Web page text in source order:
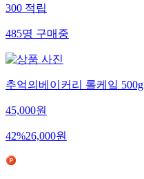
300적립
485명구매중
추억의베이커리 롤케잌 500g
45,000원
42%26,000원